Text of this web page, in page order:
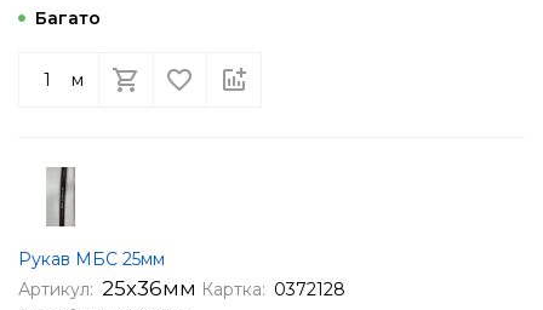
Багато
м
Рукав МБС 25мм
Артикул: 25х36мм Картка: 0372128